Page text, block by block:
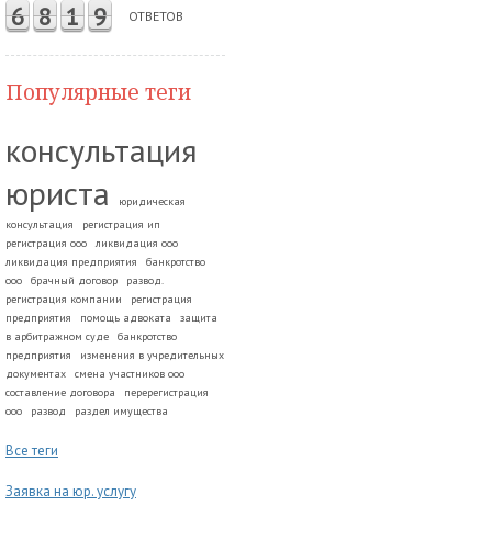
6 8 1 9 ОТВЕТОВ
Популярные теги
консультация
юриста
юридическая
консультация
регистрация ип
регистрация ооо
ликвидация ооо
ликвидация предприятия
банкротство
ооо
брачный договор
развод.
регистрация компании
регистрация
предприятия
помощь адвоката
защита
в арбитражном суде
банкротство
предприятия
изменения в учредительных
документах
смена участников ооо
составление договора
перерегистрация
ооо
развод раздел имущества
Все теги
Заявка на юр. услугу